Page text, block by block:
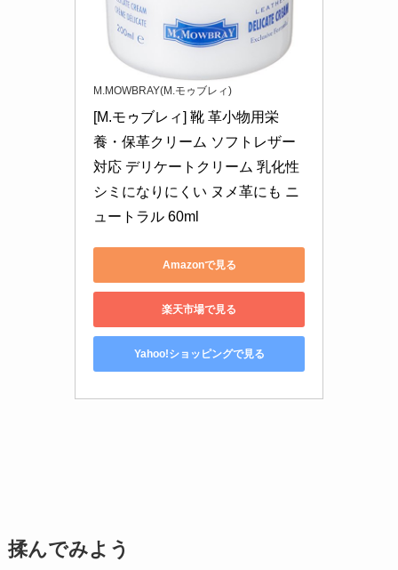
M.MOWBRAY(M.モゥブレィ)
[M.モゥブレィ] 靴 革小物用栄
養・保革クリーム ソフトレザー
対応 デリケートクリーム 乳化性
シミになりにくい ヌメ革にも ニ
ュートラル 60ml
Amazonで見る
楽天市場で見る
Yahoo!ショッピングで見る
揉んでみよう